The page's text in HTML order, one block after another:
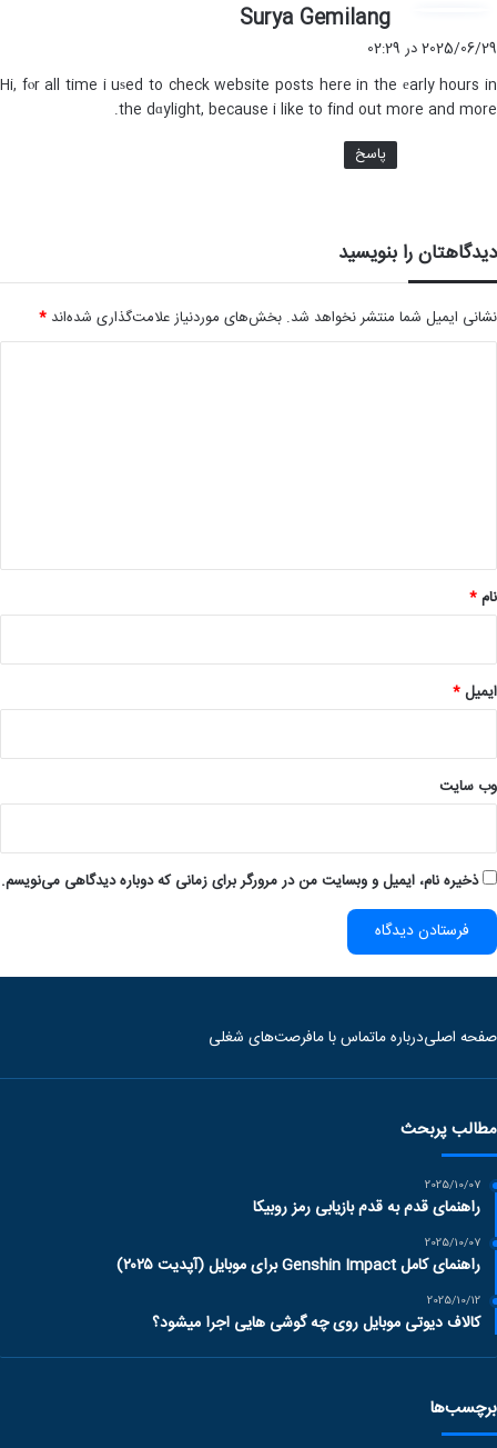
Surya Gemilang
:
2025/06/29 در 02:29
Hi, fⲟr all time i uѕed to check website posts here in the еarly hours in
the dɑylight, because i like to find out more and more.
پاسخ
دیدگاهتان را بنویسید
نشانی ایمیل شما منتشر نخواهد شد. بخش‌های موردنیاز علامت‌گذاری شده‌اند *
نام*
ایمیل*
وب‌ سایت
ذخیره نام، ایمیل و وبسایت من در مرورگر برای زمانی که دوباره دیدگاهی می‌نویسم.
صفحه اصلیدرباره ماتماس با مافرصت‌های شغلی
مطالب پربحث
2025/10/07
راهنمای قدم به قدم بازیابی رمز روبیکا
2025/10/07
راهنمای کامل Genshin Impact برای موبایل (آپدیت ۲۰۲۵)
2025/10/12
کالاف دیوتی موبایل روی چه گوشی هایی اجرا میشود؟
برچسب‌ها